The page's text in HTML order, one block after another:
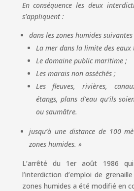
En conséquence les deux
s’appliquent :
dans les zones humides
La mer dans la limite des
Le domaine public maritime ;
Les marais non asséchés ;
Les fleuves, rivières,
étangs, plans d’eau qu’ils
ou saumâtre.
jusqu’à une distance de 100
zones humides. »
L’arrêté du 1er août 1986
l’interdiction d’emploi de
zones humides a été modifié en